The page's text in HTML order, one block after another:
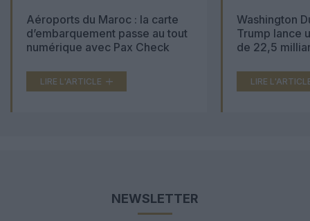
Aéroports du Maroc : la carte
d’embarquement passe au tout
numérique avec Pax Check
LIRE L'ARTICLE
Washington
Trump lance
de 22,5
LIRE
NEWSLETTER